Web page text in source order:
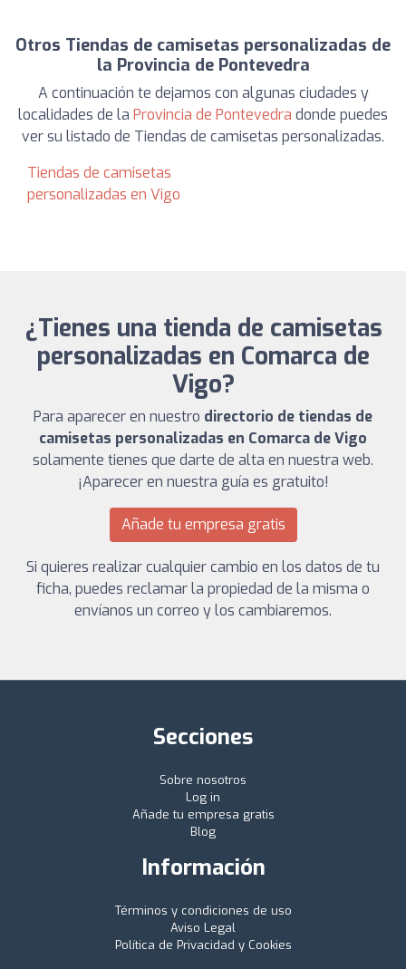
Otros Tiendas de camisetas personalizadas de
la Provincia de Pontevedra
A continuación te dejamos con algunas ciudades y
localidades de la Provincia de Pontevedra donde puedes
ver su listado de Tiendas de camisetas personalizadas.
Tiendas de camisetas
personalizadas en Vigo
¿Tienes una tienda de camisetas
personalizadas en Comarca de
Vigo?
Para aparecer en nuestro directorio de tiendas de
camisetas personalizadas en Comarca de Vigo
solamente tienes que darte de alta en nuestra web.
¡Aparecer en nuestra guía es gratuito!
Añade tu empresa gratis
Si quieres realizar cualquier cambio en los datos de tu
ficha, puedes reclamar la propiedad de la misma o
envíanos un correo y los cambiaremos.
Secciones
Sobre nosotros
Log in
Añade tu empresa gratis
Blog
Información
Términos y condiciones de uso
Aviso Legal
Política de Privacidad y Cookies